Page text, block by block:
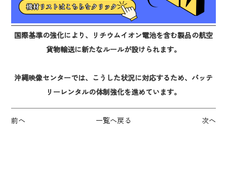
国際基準の強化により、リチウムイオン電池を含む製品の航空
貨物輸送に新たなルールが設けられます。
沖縄映像センターでは、こうした状況に対応するため、バッテ
リーレンタルの体制強化を進めています。
前へ 一覧へ戻る 次へ